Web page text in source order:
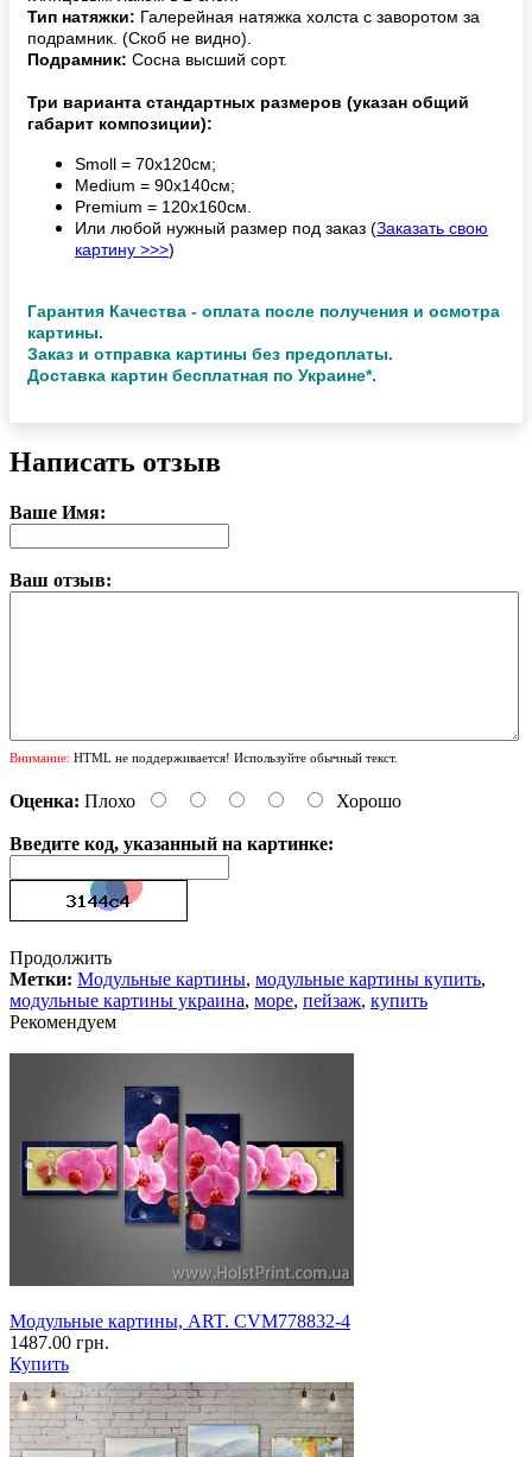
Тип натяжки: Галерейная натяжка холста с заворотом за
подрамник. (Скоб не видно).
Подрамник: Сосна высший сорт.
Три варианта стандартных размеров (указан общий
габарит композиции):
Smoll = 70х120см;
Medium = 90х140см;
Premium = 120х160см.
Или любой нужный размер под заказ (Заказать свою
картину >>>)
Гарантия Качества - оплата после получения и осмотра
картины.
Заказ и отправка картины без предоплаты.
Доставка картин бесплатная по Украине*.
Написать отзыв
Ваше Имя:
Ваш отзыв:
Внимание: HTML не поддерживается! Используйте обычный текст.
Оценка: Плохо Хорошо
Введите код, указанный на картинке:
Продолжить
Метки: Модульные картины, модульные картины купить,
модульные картины украина, море, пейзаж, купить
Рекомендуем
Модульные картины, ART. CVM778832-4
1487.00 грн.
Купить